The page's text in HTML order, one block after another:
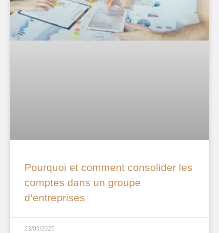
Pourquoi et comment consolider les
comptes dans un groupe
d’entreprises
23/09/2025